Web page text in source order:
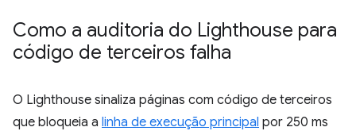
Como a auditoria do Lighthouse para
código de terceiros falha
O Lighthouse sinaliza páginas com código de terceiros
que bloqueia a linha de execução principal por 250 ms